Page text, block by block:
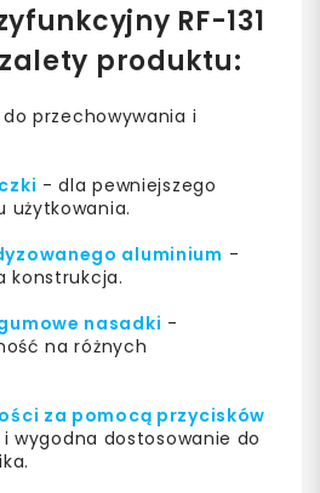
RF-131
produktu:
przechowywania i
- dla pewniejszego
aluminium -
konstrukcja.
nasadki -
na różnych
za pomocą przycisków
wygodna dostosowanie do